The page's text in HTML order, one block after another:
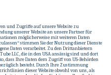
und Zugriffe auf unsere Website zu
unserer Website an unsere Partner für
möglicherweise mit weiteren Daten
stimmen Sie der Nutzung dieser Dienste
Daten verarbeitet. Zu den Drittanbietern
LLC, die in den USA ansässig sind und dort
dass Ihre Daten dem Zugriff von US-Behörden
besteht. Durch Ihre Zustimmung
dieser Website obwohl von uns, als